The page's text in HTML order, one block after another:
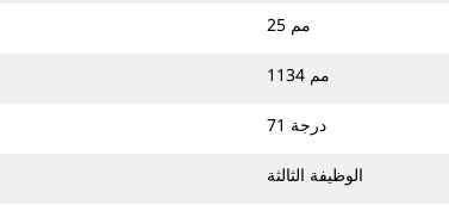
25 مم
1134 مم
71 درجة
الوظيفة الثالثة